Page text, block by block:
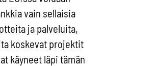
vain sellaisia
ja palveluita,
koskevat projektit
käyneet läpi tämän